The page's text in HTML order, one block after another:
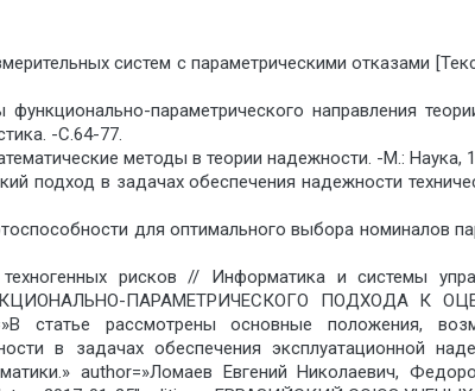
систем с параметрическими отказами
параметрического направления
-С.64-77.
методы в теории надежности. -М.: Наука,
подход в задачах обеспечения надежности
для оптимального выбора номи­налов
рисков // Информатика и системы
ПАРАМЕТРИЧЕСКОГО ПОДХОДА К
статье рассмотрены основные положения,
в задачах обеспечения эксплуатационной
author=»Ломаев Евгений Николаевич,